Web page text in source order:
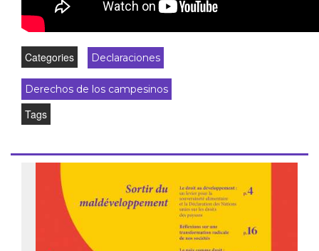
Categories Declaraciones
Derechos de los campesinos
Tags